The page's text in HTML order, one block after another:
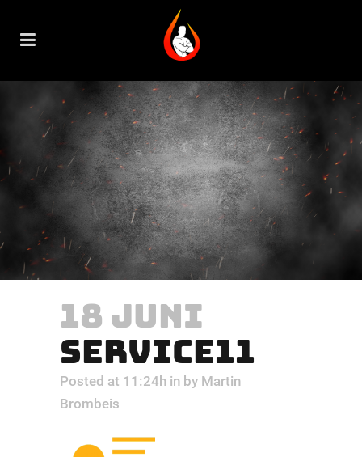
18 JUNI
SERVICE11
Posted at 11:24h in by Martin
Brombeis